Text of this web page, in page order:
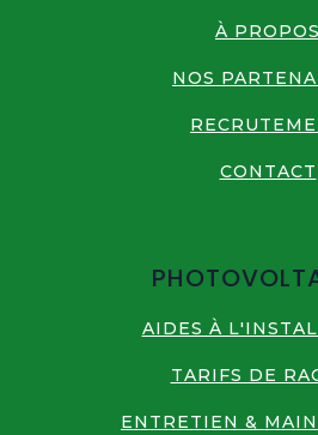
À PROPOS
NOS
CONTACT
AIDES À
TARIFS DE
ENTRETIEN &